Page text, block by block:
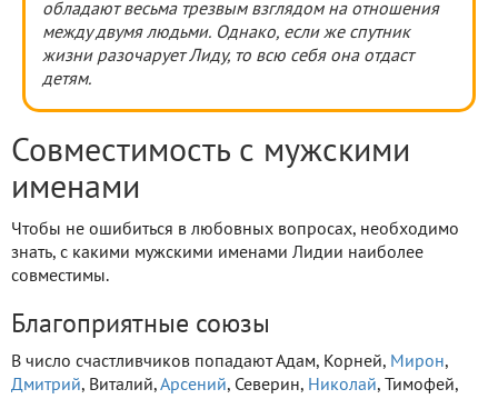
обладают весьма трезвым взглядом на отношения
между двумя людьми. Однако, если же спутник
жизни разочарует Лиду, то всю себя она отдаст
детям.
Совместимость с мужскими
именами
Чтобы не ошибиться в любовных вопросах, необходимо
знать, с какими мужскими именами Лидии наиболее
совместимы.
Благоприятные союзы
В число счастливчиков попадают Адам, Корней, Мирон,
Дмитрий, Виталий, Арсений, Северин, Николай, Тимофей,